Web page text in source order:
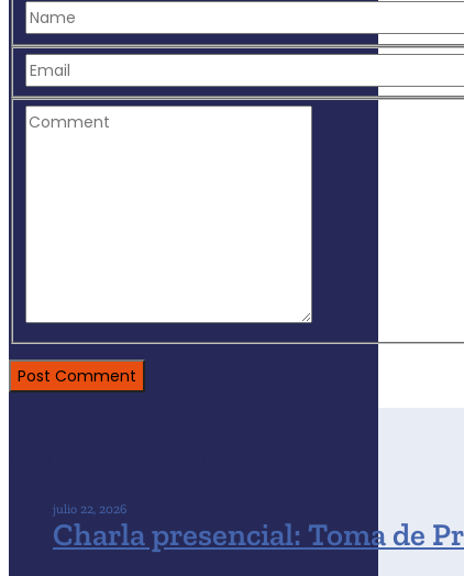
Charla presencial: Toma de
julio 22, 2026